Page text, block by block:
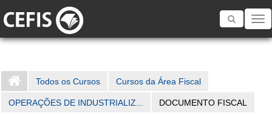
Toggle
Todos os Cursos Cursos da Área Fiscal
OPERAÇÕES DE INDUSTRIALIZ... DOCUMENTO FISCAL